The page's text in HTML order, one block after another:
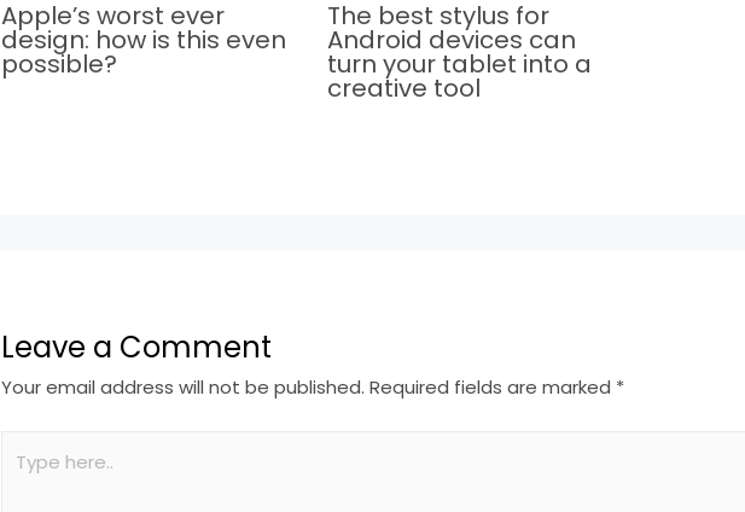
Apple’s worst ever
design: how is this even
possible?
The best stylus for
Android devices can
turn your tablet into a
creative tool
Leave a Comment
Your email address will not be published. Required fields are marked *